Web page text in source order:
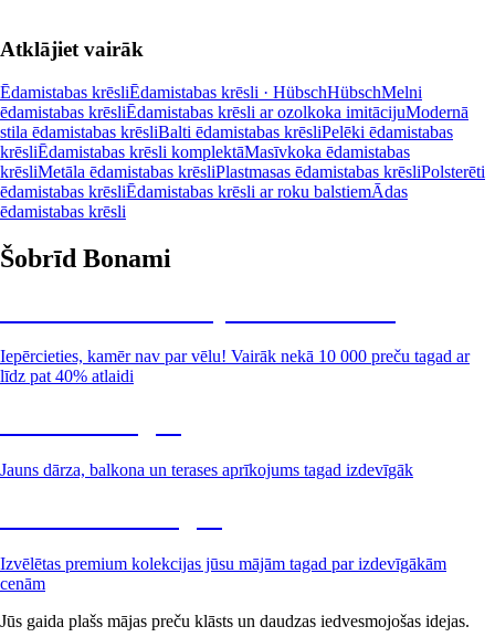
Atklājiet vairāk
Ēdamistabas krēsliĒdamistabas krēsli · HübschHübschMelni
ēdamistabas krēsliĒdamistabas krēsli ar ozolkoka imitācijuModernā
stila ēdamistabas krēsliBalti ēdamistabas krēsliPelēki ēdamistabas
krēsliĒdamistabas krēsli komplektāMasīvkoka ēdamistabas
krēsliMetāla ēdamistabas krēsliPlastmasas ēdamistabas krēsliPolsterēti
ēdamistabas krēsliĒdamistabas krēsli ar roku balstiemĀdas
ēdamistabas krēsli
Šobrīd Bonami
Iepērcieties, kamēr nav par vēlu! Vairāk nekā 10 000 preču tagad ar
līdz pat 40% atlaidi
Jauns dārza, balkona un terases aprīkojums tagad izdevīgāk
Izvēlētas premium kolekcijas jūsu mājām tagad par izdevīgākām
cenām
Jūs gaida plašs mājas preču klāsts un daudzas iedvesmojošas idejas.